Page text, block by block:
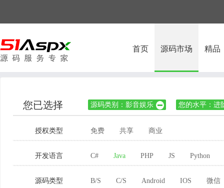
首页 源码市场 精品
您已选择 源码类别：影音娱乐  您的水平：进
授权类型 免费 共享 商业
开发语言 C# Java PHP JS Python
源码类型 B/S C/S Android IOS 微信